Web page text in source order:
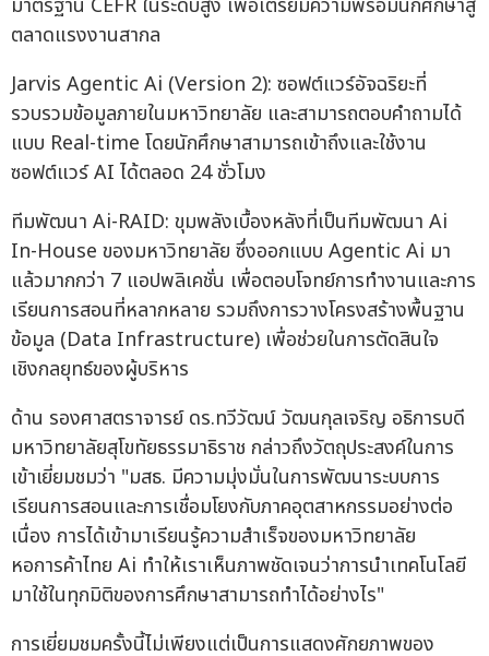
มาตรฐาน CEFR ในระดับสูง เพื่อเตรียมความพร้อมนักศึกษาสู่
ตลาดแรงงานสากล
Jarvis Agentic Ai (Version 2): ซอฟต์แวร์อัจฉริยะที่
รวบรวมข้อมูลภายในมหาวิทยาลัย และสามารถตอบคำถามได้
แบบ Real-time โดยนักศึกษาสามารถเข้าถึงและใช้งาน
ซอฟต์แวร์ AI ได้ตลอด 24 ชั่วโมง
ทีมพัฒนา Ai-RAID: ขุมพลังเบื้องหลังที่เป็นทีมพัฒนา Ai
In-House ของมหาวิทยาลัย ซึ่งออกแบบ Agentic Ai มา
แล้วมากกว่า 7 แอปพลิเคชั่น เพื่อตอบโจทย์การทำงานและการ
เรียนการสอนที่หลากหลาย รวมถึงการวางโครงสร้างพื้นฐาน
ข้อมูล (Data Infrastructure) เพื่อช่วยในการตัดสินใจ
เชิงกลยุทธ์ของผู้บริหาร
ด้าน รองศาสตราจารย์ ดร.ทวีวัฒน์ วัฒนกุลเจริญ อธิการบดี
มหาวิทยาลัยสุโขทัยธรรมาธิราช กล่าวถึงวัตถุประสงค์ในการ
เข้าเยี่ยมชมว่า "มสธ. มีความมุ่งมั่นในการพัฒนาระบบการ
เรียนการสอนและการเชื่อมโยงกับภาคอุตสาหกรรมอย่างต่อ
เนื่อง การได้เข้ามาเรียนรู้ความสำเร็จของมหาวิทยาลัย
หอการค้าไทย Ai ทำให้เราเห็นภาพชัดเจนว่าการนำเทคโนโลยี
มาใช้ในทุกมิติของการศึกษาสามารถทำได้อย่างไร"
การเยี่ยมชมครั้งนี้ไม่เพียงแต่เป็นการแสดงศักยภาพของ